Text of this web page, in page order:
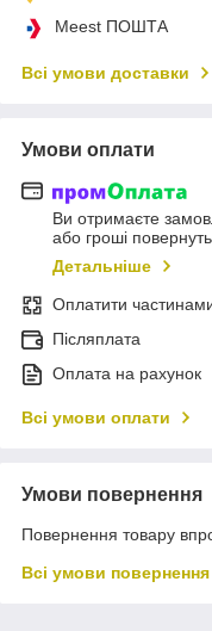
Meest ПОШТА
Всі умови доставки
Умови оплати
Ви отримаєте
або гроші
Детальніше
Оплатити
Післяплата
Оплата на рахунок
Всі умови оплати
Умови повернення
Повернення товару
Всі умови повернення